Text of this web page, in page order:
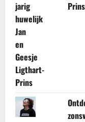
Prins